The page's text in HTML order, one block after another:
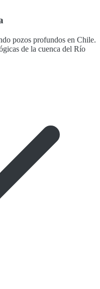
pozos profundos en Chile.
de la cuenca del Río